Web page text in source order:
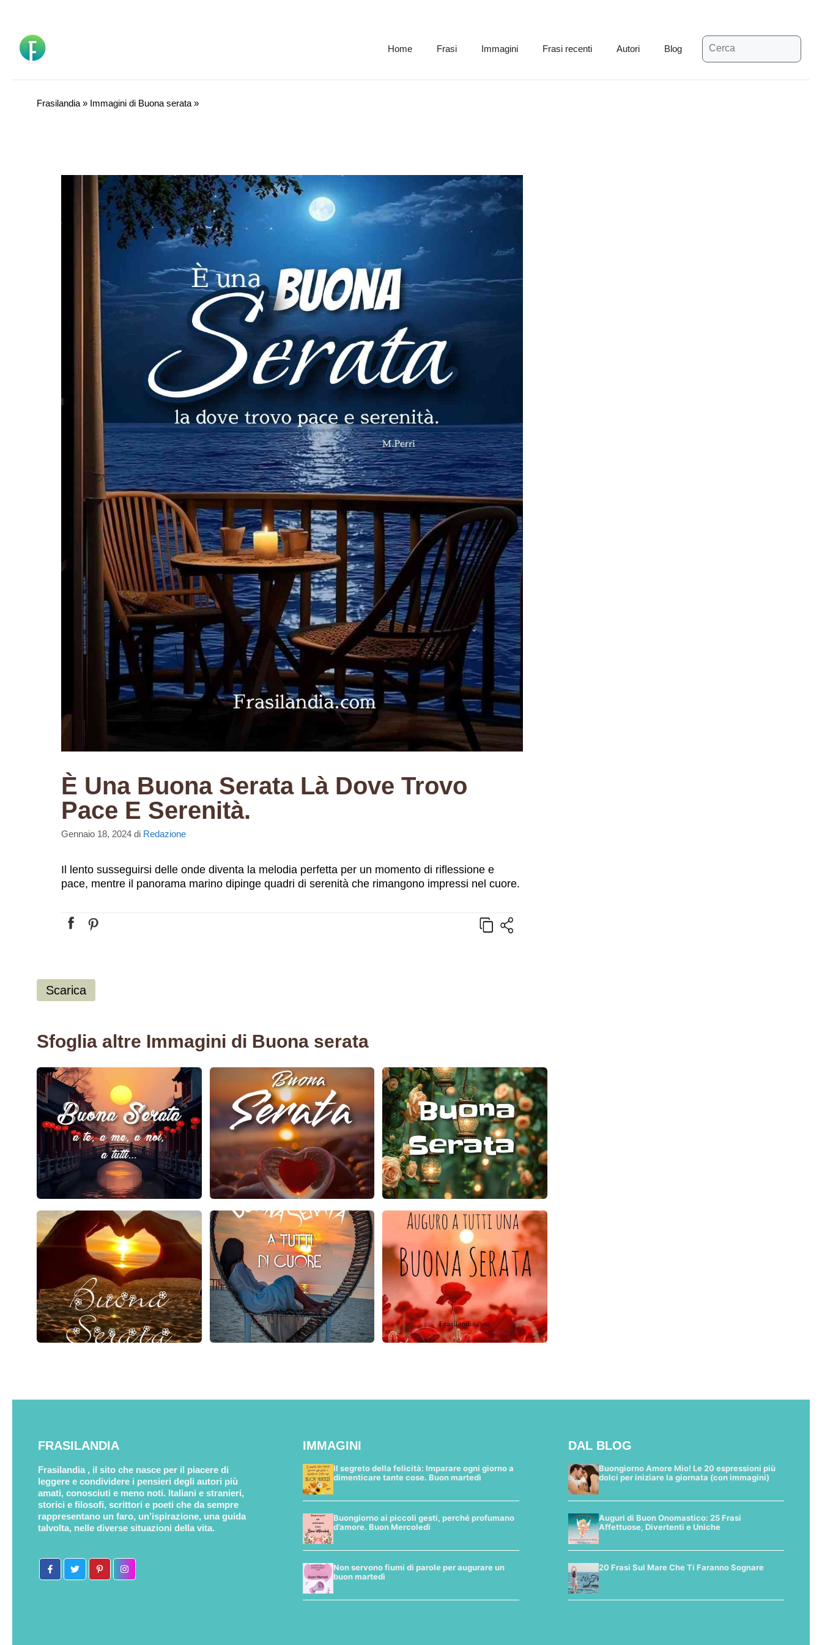
contenuto
Home Frasi Immagini Frasi recenti Autori Blog
Ricerca
per:
Frasilandia » Immagini di Buona serata »
È Una Buona Serata Là Dove Trovo
Pace E Serenità.
Gennaio 18, 2024 di Redazione
Il lento susseguirsi delle onde diventa la melodia perfetta per un momento di riflessione e
pace, mentre il panorama marino dipinge quadri di serenità che rimangono impressi nel cuore.
Scarica
Sfoglia altre Immagini di Buona serata
FRASILANDIA
Frasilandia , il sito che nasce per il piacere di
leggere e condividere i pensieri degli autori più
amati, conosciuti e meno noti. Italiani e stranieri,
storici e filosofi, scrittori e poeti che da sempre
rappresentano un faro, un’ispirazione, una guida
talvolta, nelle diverse situazioni della vita.
IMMAGINI
Il segreto della felicità: Imparare ogni giorno a
dimenticare tante cose. Buon martedì
Buongiorno ai piccoli gesti, perché profumano
d’amore. Buon Mercoledì
Non servono fiumi di parole per augurare un
buon martedì
DAL BLOG
Buongiorno Amore Mio! Le 20 espressioni più
dolci per iniziare la giornata (con immagini)
Auguri di Buon Onomastico: 25 Frasi
Affettuose, Divertenti e Uniche
20 Frasi Sul Mare Che Ti Faranno Sognare